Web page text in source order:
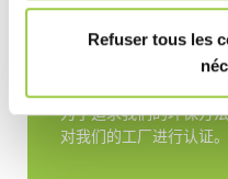
Refuser tous les
环境政策和
为了追求我们的环保方
对我们的工厂进行认证。